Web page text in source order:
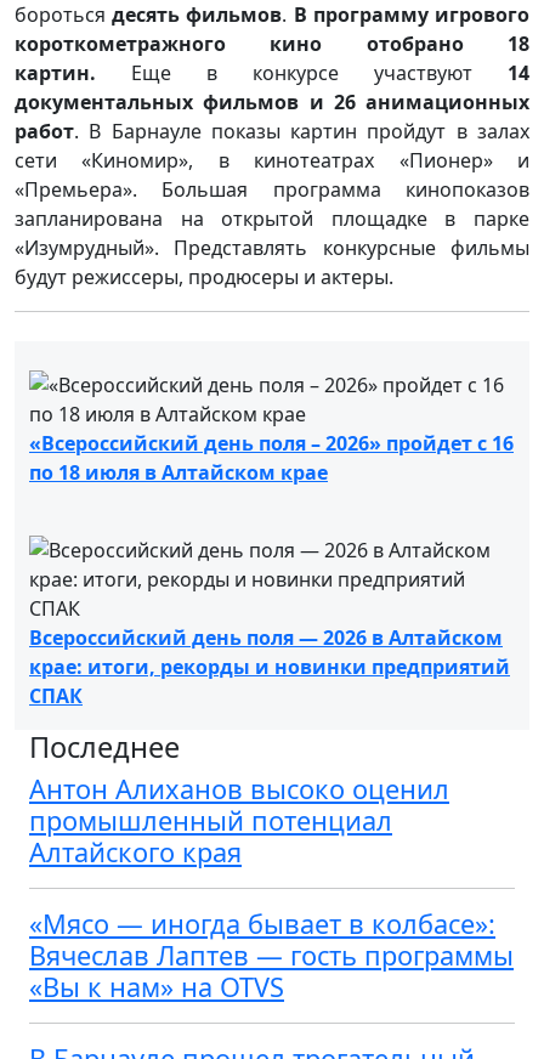
боротьсядесять фильмов. В программу игрового
короткометражного кино отобрано 18
картин. Еще в конкурсе участвуют 14
документальных фильмов и 26 анимационных
работ. В Барнауле показы картин пройдут в залах
сети «Киномир», в кинотеатрах «Пионер» и
«Премьера». Большая программа кинопоказов
запланирована на открытой площадке в парке
«Изумрудный». Представлять конкурсные фильмы
будут режиссеры, продюсеры и актеры.
«Всероссийский день поля – 2026» пройдет с 16
по 18 июля в Алтайском крае
Всероссийский день поля — 2026 в Алтайском
крае: итоги, рекорды и новинки предприятий
СПАК
Последнее
Антон Алиханов высоко оценил
промышленный потенциал
Алтайского края
«Мясо — иногда бывает в колбасе»:
Вячеслав Лаптев — гость программы
«Вы к нам» на OTVS